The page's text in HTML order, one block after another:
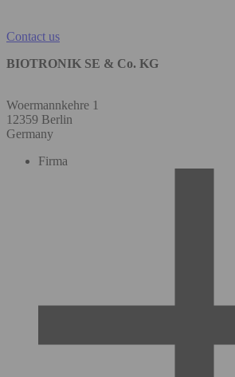
Contact us
BIOTRONIK SE & Co. KG
Woermannkehre 1
12359 Berlin
Germany
Firma